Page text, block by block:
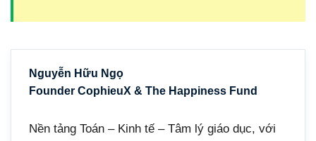
Nguyễn Hữu Ngọ
Founder CophieuX & The Happiness Fund
Nền tảng Toán – Kinh tế – Tâm lý giáo dục, với